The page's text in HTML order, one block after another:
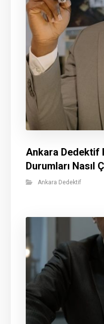
Ankara Dedektif
Durumları Nasıl
Ankara Dedektif